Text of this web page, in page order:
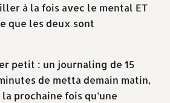
à la fois avec le mental ET
que les deux sont
petit : un journaling de 15
de metta demain matin,
prochaine fois qu’une